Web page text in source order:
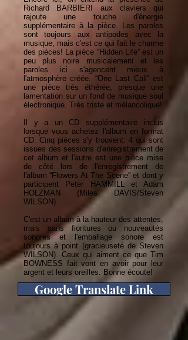
Richard BARBIERI aux claviers qui
rajoute une touche d'énergie
supplémentaire à la pièce. Les paroles
sont toujours aux antipodes avec la
musique, mais c'est ce qui fait le charme
des pièces! La pièce “Hidden Life” est un
peu plus noire musicalement et les
paroles ici s'agencent mieux à
l'atmosphère créée. “One Last Call” est
une pièce très éthérée, presque une
lamentation sur un fond de musique soul
électronique. Très triste et mélancolique!
Il y a un CD supplémentaire inclus
lorsque vous achetez l'album en format
CD. Cinq pièces s'y trouvent: 4 qui sont
issues des sessions d'enregistrement de
cet album et l'autre est une pièce mise
de côté lors de l'enregistrement de
l'album “Flowers At The Scene” et dont y
participent Peter HAMMILL et Adam
HOLZMAN (Miles DAVIS/Steven
WILSON).
C'est un album à la hauteur des attentes,
mais sans fioritures ou nouveautés
sonores et l'emballage sonore est
toujours à point (gracieuseté de Steven
WILSON). Ceux qui aiment ce que Tim
BOWNESS fait vont en avoir pour leur
argent et leurs oreilles. Bonne écoute!
Google Translate Link